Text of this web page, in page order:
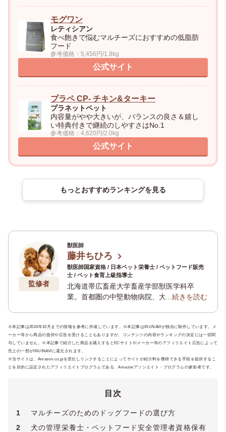
モグワン
レティシアン
食べ飽きで悩むマルチーズにおすすめの低脂肪
フード
参考価格：5,456円/1.8kg
公式サイト
プラペ CP- チキン&ターキー
プラネットペット
内容量がやや大きいが、バランスの良さ＆嬉し
い特典付きで継続のしやすさはNo.1
参考価格：4,620円/2.0kg
公式サイト
もっとおすすめランキングを見る
監修者
獣医師
藤井ちひろ
獣医師国家資格 / 日本ペット栄養士 / ペットフード販売
士 / ペット食育上級指導士
北海道帯広畜産大学畜産学部獣医学科卒
業。首都圏の中堅動物病院、大学病院を経
病院、ローズローズアニマルクリニック院
長。 ペットの食と栄養のお悩みに一生応え
るための食育セミナーやシニアペットセミ
ナーを定期的に開催中。（所属学会：ペッ
ト食育協会 ・獣医麻酔外科学会 ・ 獣医神経
…続きを読む
※本記事は2024年10月までの情報を参考に作成しています。※本記事はINUNAVIが独自に制作しています。メ
ーカー等から商品の提供や広告を受けることもありますが、コンテンツの内容やランキングの決定には一切関
与していません。※本記事で紹介した商品を購入するとECサイトやメーカー等のアフィリエイト広告によって
売上の一部がINUINAVIに還元されます。
※当サイトは、Amazon.co.jpを宣伝しリンクすることによってサイトが紹介料を獲得できる手段を提供するこ
とを目的に設定されたアフィリエイトプログラムである、Amazonアソシエイト・プログラムの参加者です。
目次
1
マルチーズのためのドッグフードの選び方
2
犬の管理栄養士・ペットフード安全管理者資格保有